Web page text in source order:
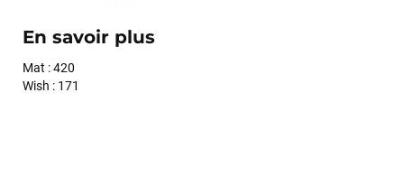
En savoir plus
Mat : 420
Wish : 171